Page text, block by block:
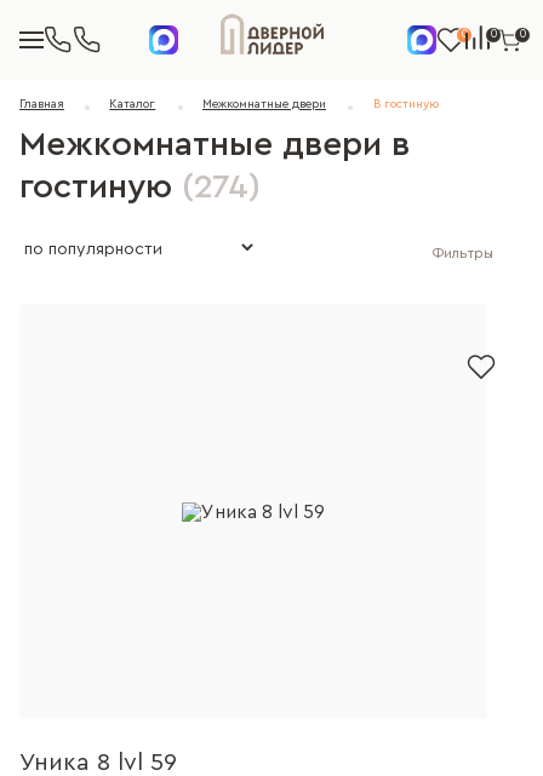
0 0 0
Главная Каталог Межкомнатные двери В гостиную
Межкомнатные двери в
гостиную (274)
Фильтры
Уника 8 lvl 59